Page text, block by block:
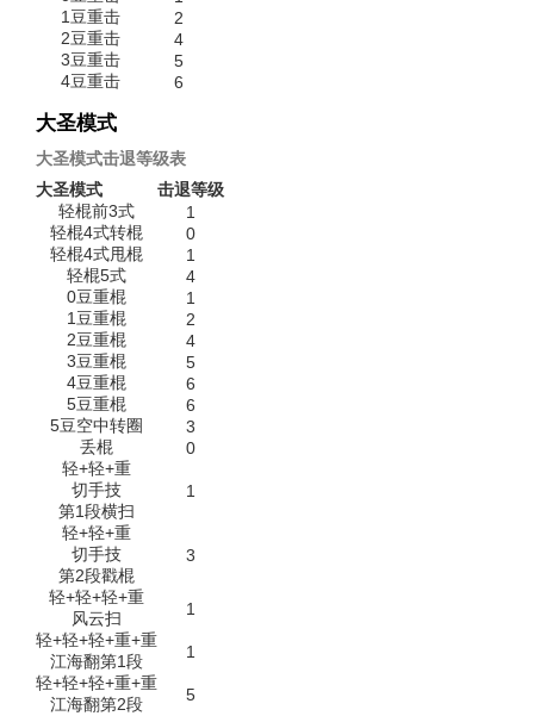
1豆重击
2
2豆重击
4
3豆重击
5
4豆重击
6
大圣模式
大圣模式击退等级表
大圣模式
击退等级
轻棍前3式
1
轻棍4式转棍
0
轻棍4式甩棍
1
轻棍5式
4
0豆重棍
1
1豆重棍
2
2豆重棍
4
3豆重棍
5
4豆重棍
6
5豆重棍
6
5豆空中转圈
3
丢棍
0
轻+轻+重
切手技
第1段横扫
1
轻+轻+重
切手技
第2段戳棍
3
轻+轻+轻+重
风云扫
1
轻+轻+轻+重+重
江海翻第1段
1
轻+轻+轻+重+重
江海翻第2段
5